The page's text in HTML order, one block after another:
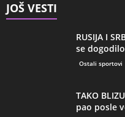
JOŠ VESTI
RUSIJA I
se
Ostali sportovi
TAKO
pao posle